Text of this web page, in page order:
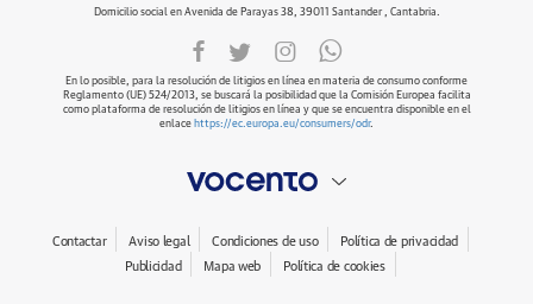
Domicilio social en Avenida de Parayas 38, 39011 Santander , Cantabria.
En lo posible, para la resolución de litigios en línea en materia de consumo conforme
Reglamento (UE) 524/2013, se buscará la posibilidad que la Comisión Europea facilita
como plataforma de resolución de litigios en línea y que se encuentra disponible en el
enlace https://ec.europa.eu/consumers/odr.
Contactar Aviso legal Condiciones de uso
Política de privacidad
Publicidad
Mapa web Política de cookies